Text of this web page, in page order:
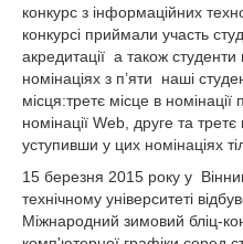
конкурс з інформаційних
конкурсі приймали участь
акредитації а також
номінаціях з п’яти наші
місця:третє місце в
номінації Web, друге та третє
уступивши у цих номінаціях
15 березня 2015 року у
технічному університеті
Міжнародний зимовий бліц-